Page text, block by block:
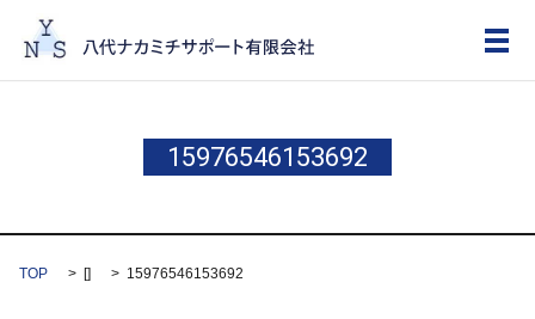
メ
15976546153692
TOP [] 15976546153692